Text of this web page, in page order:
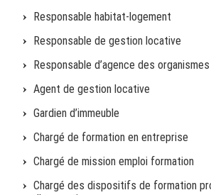
Responsable habitat-logement
Responsable de gestion locative
Responsable d’agence des organismes
Agent de gestion locative
Gardien d’immeuble
Chargé de formation en entreprise
Chargé de mission emploi formation
Chargé des dispositifs de formation